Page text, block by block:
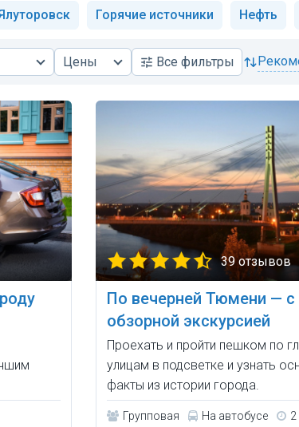
Горячие источники Нефть
Цены Всефильтры
39 отзывов
По вечерней Тюмени — с
обзорной экскурсией
Проехать и пройти пешком по
улицам в подсветке и узнать
факты из истории города.
Групповая На автобусе 2